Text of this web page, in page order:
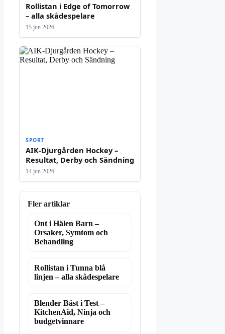
Rollistan i Edge of Tomorrow
– alla skådespelare
15 jun 2026
SPORT
AIK-Djurgården Hockey –
Resultat, Derby och Sändning
14 jun 2026
Fler artiklar
Ont i Hälen Barn –
Orsaker, Symtom och
Behandling
Rollistan i Tunna blå
linjen – alla skådespelare
Blender Bäst i Test –
KitchenAid, Ninja och
budgetvinnare